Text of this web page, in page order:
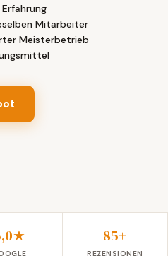
Mitarbeiter
Meisterbetrieb
85+
REZENSIONEN